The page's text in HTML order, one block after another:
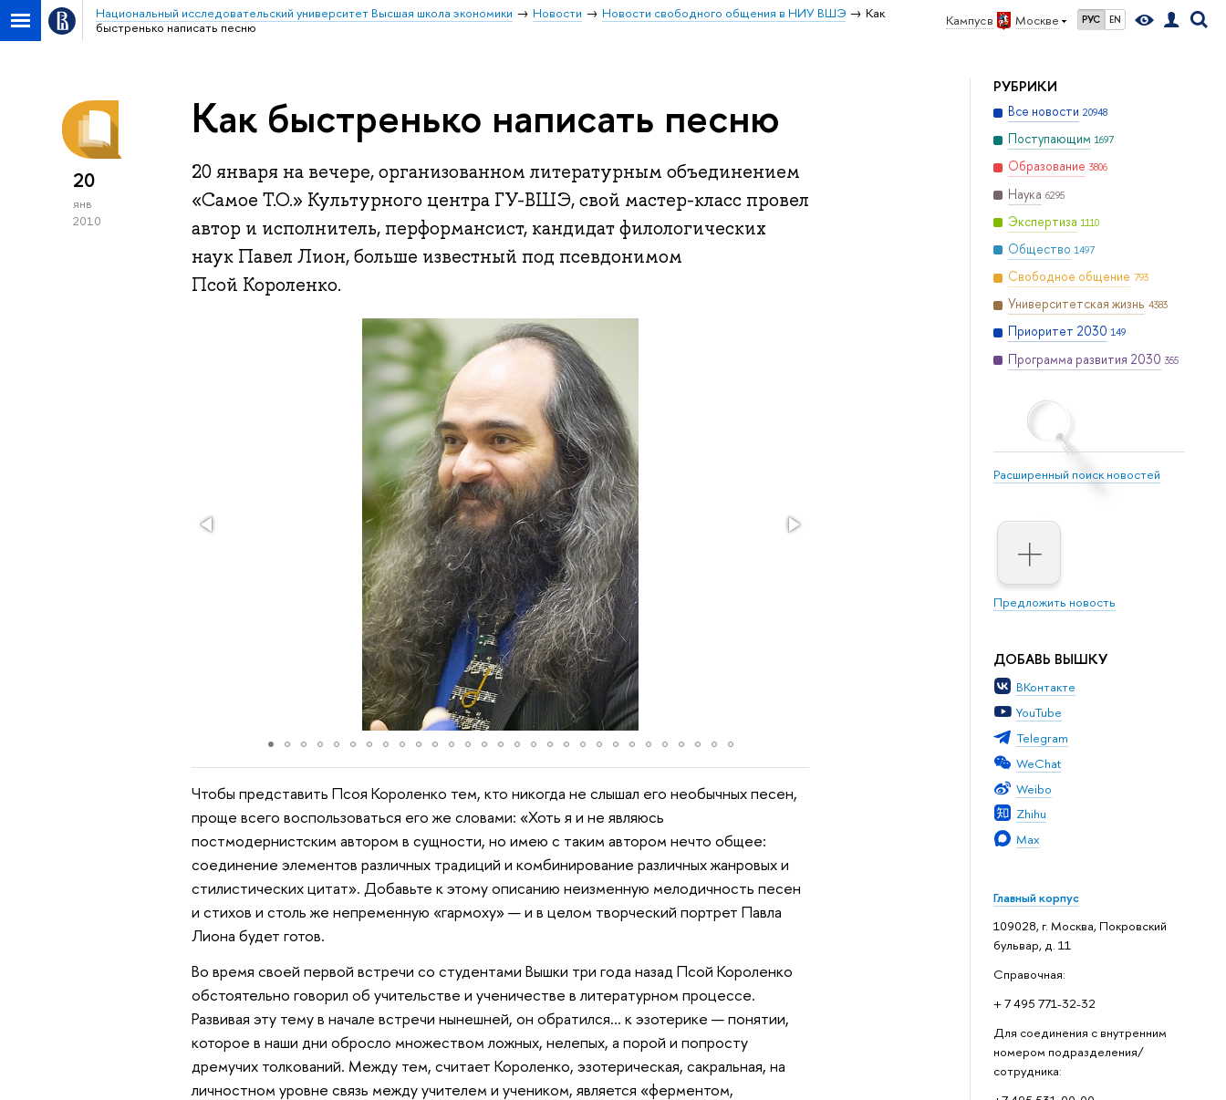
Кампус в Москве РУС EN
Национальный исследовательский университет Высшая школа экономики Новости Новости свободного общения в НИУ ВШЭ
Как
быстренько написать песню
РУБРИКИ
Все новости 20948
Поступающим 1697
Образование 3806
Наука 6295
Экспертиза 1110
Общество 1497
Свободное общение 793
Университетская жизнь 4383
Приоритет 2030 149
Программа развития 2030 355
Расширенный поиск новостей
Предложить новость
ДОБАВЬ ВЫШКУ
ВКонтакте
YouTube
Telegram
WeChat
Weibo
Zhihu
Max
Главный корпус
109028, г. Москва, Покровский
бульвар, д. 11
Справочная:
+ 7 495 771-32-32
Для соединения с внутренним
номером подразделения/
сотрудника:
20
янв
2010
Как быстренько написать песню
20 января на вечере, организованном литературным объединением
«Самое Т.О.» Культурного центра ГУ-ВШЭ, свой мастер-класс провел
автор и исполнитель, перформансист, кандидат филологических
наук Павел Лион, больше известный под псевдонимом
Псой Короленко.
Чтобы представить Псоя Короленко тем, кто никогда не слышал его необычных песен,
проще всего воспользоваться его же словами: «Хоть я и не являюсь
постмодернистским автором в сущности, но имею с таким автором нечто общее:
соединение элементов различных традиций и комбинирование различных жанровых и
стилистических цитат». Добавьте к этому описанию неизменную мелодичность песен
и стихов и столь же непременную «гармоху» — и в целом творческий портрет Павла
Лиона будет готов.
Во время своей первой встречи со студентами Вышки три года назад Псой Короленко
обстоятельно говорил об учительстве и ученичестве в литературном процессе.
Развивая эту тему в начале встречи нынешней, он обратился... к эзотерике — понятии,
которое в наши дни обросло множеством ложных, нелепых, а порой и попросту
дремучих толкований. Между тем, считает Короленко, эзотерическая, сакральная, на
личностном уровне связь между учителем и учеником, является «ферментом,